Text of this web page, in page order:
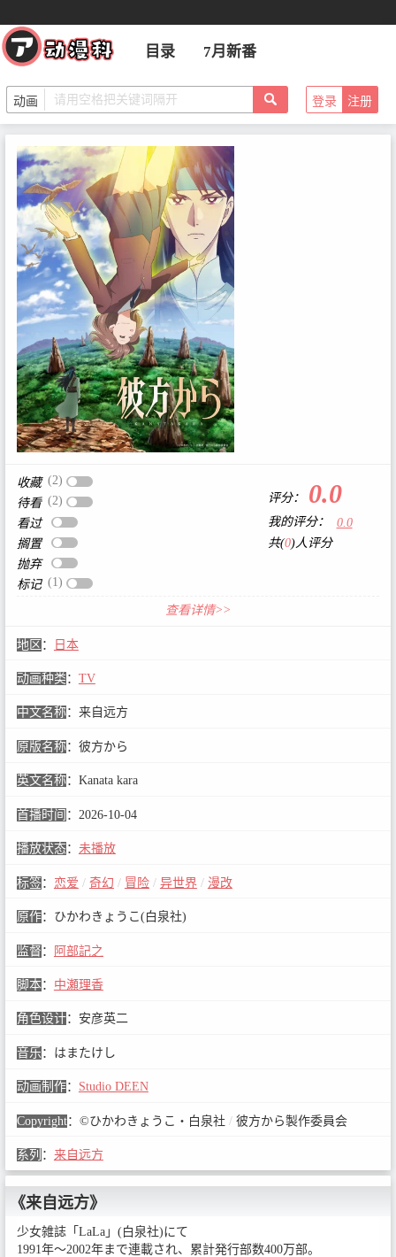
目录 7月新番
登录 注册
收藏 (2)
待看 (2)
看过
搁置
抛弃
标记 (1)
评分： 0.0
我的评分：
0.0
共(0)人评分
查看详情>>
地区 ： 日本
动画种类 ： TV
中文名称： 来自远方
原版名称： 彼方から
英文名称： Kanata kara
首播时间 ： 2026-10-04
播放状态： 未播放
标签： 恋爱 / 奇幻 / 冒险 / 异世界 / 漫改
原作： ひかわきょうこ(白泉社)
监督 ： 阿部記之
脚本： 中瀬理香
角色设计： 安彦英二
音乐 ： はまたけし
动画制作： Studio DEEN
Copyright： ©ひかわきょうこ・白泉社 /彼方から製作委員会
系列 ： 来自远方
《来自远方》
少女雑誌「LaLa」(白泉社)にて
1991年〜2002年まで連載され、累計発行部数400万部。